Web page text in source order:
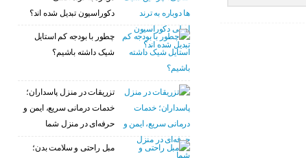
دکوراسیون تبدیل شده اند؟
چطور با بودجه کم استایل
شیک داشته باشیم؟
تزریقات در منزل پاسداران؛
خدمات درمانی سریع، ایمن و
حرفه‌ای در منزل شما
مبل راحتی و سلامت بدن؛